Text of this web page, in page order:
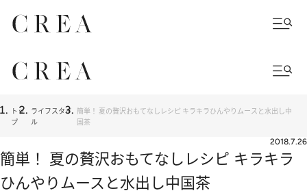
トッ
プ
ライフスタイ
ル
簡単！ 夏の贅沢おもてなしレシピ キラキラひんやりムースと水出し中
国茶
2018.7.26
簡単！ 夏の贅沢おもてなしレシピ キラキラ
ひんやりムースと水出し中国茶